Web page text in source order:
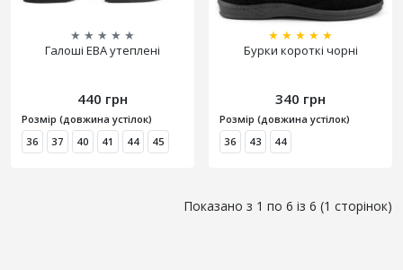
★ ★ ★ ★ ★
Галоші ЕВА утеплені
440 грн
Розмір (довжина устілок)
36
37 40 41 44 45
★ ★ ★ ★ ★
Бурки короткі чорні
340 грн
Розмір (довжина устілок)
36
43 44
Показано з 1 по 6 із 6 (1 сторінок)